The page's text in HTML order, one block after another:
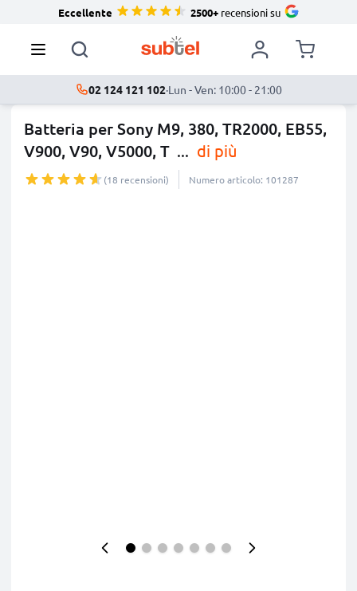
Eccellente 2500+recensioni su
02 124 121 102·Lun - Ven: 10:00 - 21:00
Batteria per Sony M9, 380, TR2000, EB55,
V900, V90, V5000, T ... di più
(18 recensioni) Numero articolo: 101287